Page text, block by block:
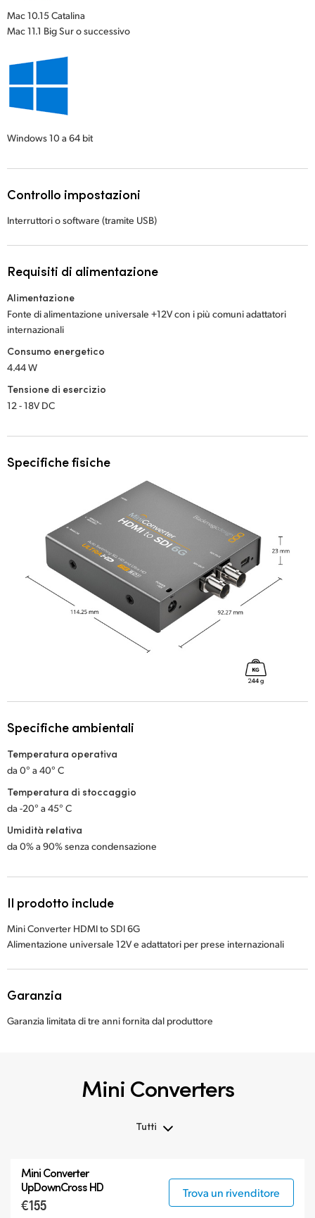
Mac 10.15 Catalina
Mac 11.1 Big Sur o successivo
Windows 10 a 64 bit
Controllo impostazioni
Interruttori o software (tramite USB)
Requisiti di alimentazione
Alimentazione
Fonte di alimentazione universale +12V con i più comuni adattatori
internazionali
Consumo energetico
4.44 W
Tensione di esercizio
12 - 18V DC
Specifiche fisiche
Specifiche ambientali
Temperatura operativa
da 0° a 40° C
Temperatura di stoccaggio
da -20° a 45° C
Umidità relativa
da 0% a 90% senza condensazione
Il prodotto include
Mini Converter HDMI to SDI 6G
Alimentazione universale 12V e adattatori per prese internazionali
Garanzia
Garanzia limitata di tre anni fornita dal produttore
Mini Converters
Tutti
3G-SDI Mini Converters
6G-SDI Mini Converters
Mini Converter
UpDownCross HD
€155
Trova un rivenditore